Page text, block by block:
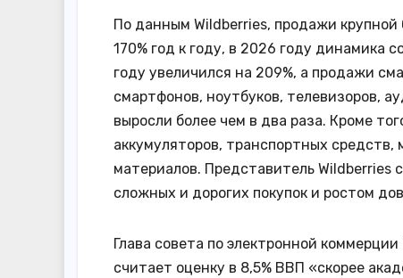
По данным Wildberries, продажи
170% год к году, в 2026 году динамика
году увеличился на 209%, а продажи
смартфонов, ноутбуков, телевизоров,
выросли более чем в два раза. Кроме
аккумуляторов, транспортных
материалов. Представитель Wildberries
сложных и дорогих покупок и ростом
Глава совета по электронной
считает оценку в 8,5% ВВП «скорее